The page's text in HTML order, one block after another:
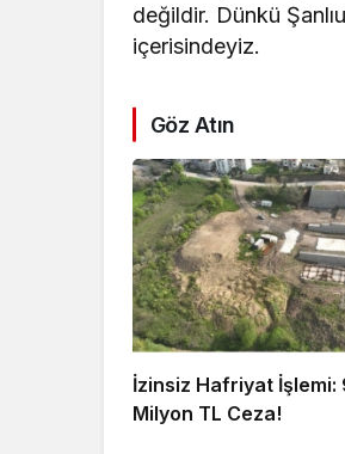
değildir. Dünkü
içerisindeyiz.
Göz Atın
İzinsiz Hafriyat İşlemi:
Milyon TL Ceza!